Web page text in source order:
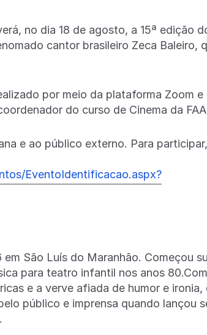
no dia 18 de agosto, a 15ª edição
cantor brasileiro Zeca Baleiro,
por meio da plataforma Zoom
do curso de Cinema da
e ao público externo. Para
EventoIdentificacao.aspx?
em São Luís do Maranhão. Começou
para teatro infantil nos anos
e a verve afiada de humor e
público e imprensa quando lançou